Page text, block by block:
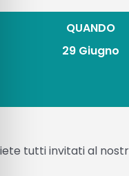
QUANDO
29 Giugno
iete tutti invitati al